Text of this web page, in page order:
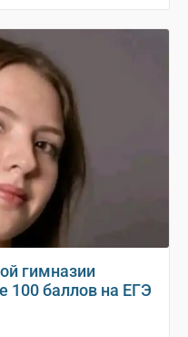
гимназии
100 баллов на ЕГЭ